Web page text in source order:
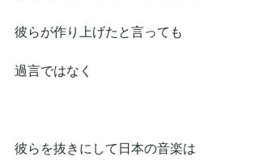
彼らが作り上げたと言っても
過言ではなく
彼らを抜きにして日本の音楽は